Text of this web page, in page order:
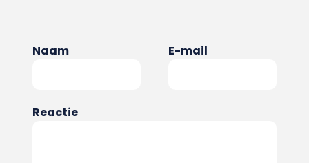
Naam E-mail
Reactie